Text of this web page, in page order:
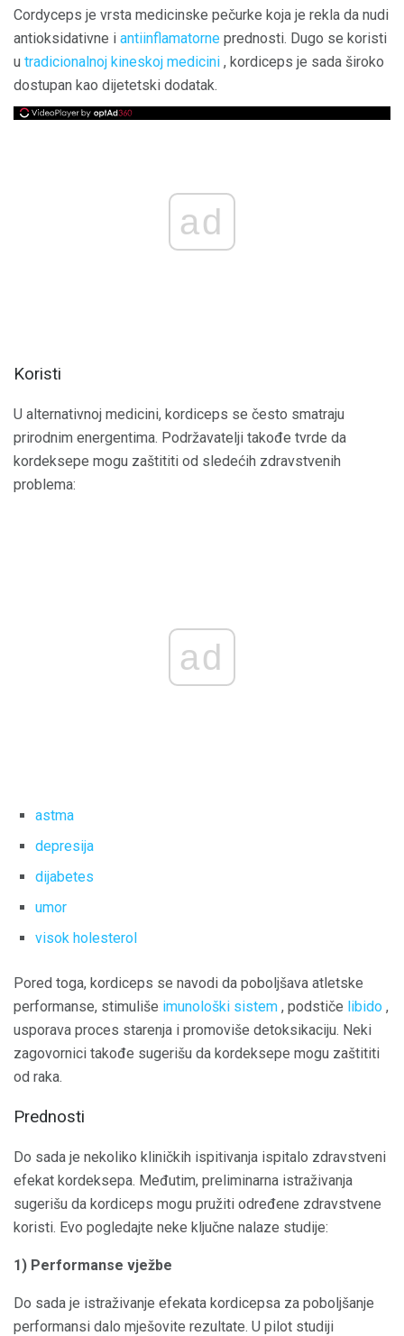
Cordyceps je vrsta medicinske pečurke koja je rekla da nudi
antioksidativne i antiinflamatorne prednosti. Dugo se koristi
u tradicionalnoj kineskoj medicini , kordiceps je sada široko
dostupan kao dijetetski dodatak.
ad
Koristi
U alternativnoj medicini, kordiceps se često smatraju
prirodnim energentima. Podržavatelji takođe tvrde da
kordeksepe mogu zaštititi od sledećih zdravstvenih
problema:
ad
astma
depresija
dijabetes
umor
visok holesterol
Pored toga, kordiceps se navodi da poboljšava atletske
performanse, stimuliše imunološki sistem , podstiče libido ,
usporava proces starenja i promoviše detoksikaciju. Neki
zagovornici takođe sugerišu da kordeksepe mogu zaštititi
od raka.
Prednosti
Do sada je nekoliko kliničkih ispitivanja ispitalo zdravstveni
efekat kordeksepa. Međutim, preliminarna istraživanja
sugerišu da kordiceps mogu pružiti određene zdravstvene
koristi. Evo pogledajte neke ključne nalaze studije:
1) Performanse vježbe
Do sada je istraživanje efekata kordicepsa za poboljšanje
performansi dalo mješovite rezultate. U pilot studiji